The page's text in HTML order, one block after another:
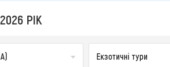
РІК
Екзотичні тури